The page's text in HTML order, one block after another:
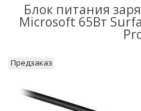
Блок питания
Microsoft 65Вт
Предзаказ